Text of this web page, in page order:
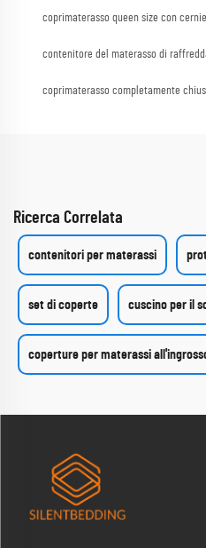
coprimaterasso queen size con
contenitore del materasso di
coprimaterasso completamente
Ricerca Correlata
contenitori per materassi
set di coperte cuscino per il
coperture per materassi